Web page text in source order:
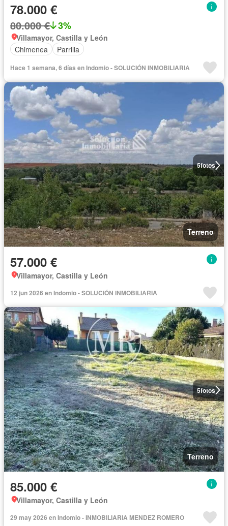
78.000 €
80.000 € 3%
Villamayor, Castilla y León
Chimenea
Parrilla
Hace 1 semana, 6 días en Indomio - SOLUCIÓN INMOBILIARIA
5fotos
Terreno
57.000 €
Villamayor, Castilla y León
12 jun 2026 en Indomio - SOLUCIÓN INMOBILIARIA
5fotos
Terreno
85.000 €
Villamayor, Castilla y León
29 may 2026 en Indomio - INMOBILIARIA MENDEZ ROMERO